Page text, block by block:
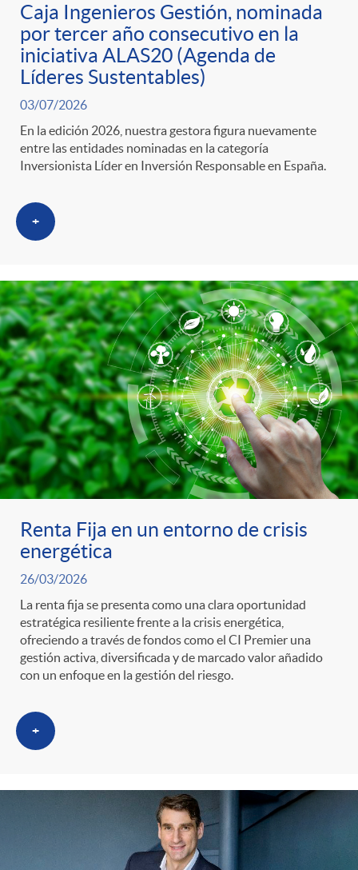
Caja Ingenieros Gestión, nominada
por tercer año consecutivo en la
iniciativa ALAS20 (Agenda de
Líderes Sustentables)
03/07/2026
En la edición 2026, nuestra gestora figura nuevamente
entre las entidades nominadas en la categoría
Inversionista Líder en Inversión Responsable en España.
+
Renta Fija en un entorno de crisis
energética
26/03/2026
La renta fija se presenta como una clara oportunidad
estratégica resiliente frente a la crisis energética,
ofreciendo a través de fondos como el CI Premier una
gestión activa, diversificada y de marcado valor añadido
con un enfoque en la gestión del riesgo.
+